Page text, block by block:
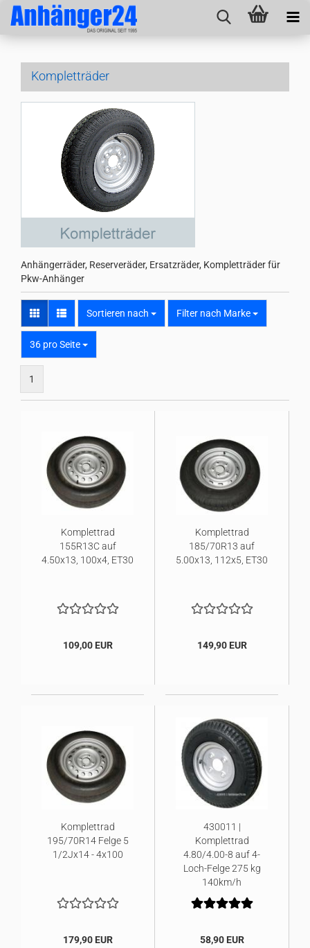
Kompletträder
Anhängerräder, Reserveräder, Ersatzräder, Kompletträder für
Pkw-Anhänger
Sortieren nach
Sortieren nach Filter nach Marke
36 pro Seite
pro Seite
1
Komplettrad
155R13C auf
4.50x13, 100x4, ET30
109,00 EUR
Komplettrad
185/70R13 auf
5.00x13, 112x5, ET30
149,90 EUR
Komplettrad
195/70R14 Felge 5
1/2Jx14 - 4x100
179,90 EUR
430011 |
Komplettrad
4.80/4.00-8 auf 4-
Loch-Felge 275 kg
140km/h
58,90 EUR